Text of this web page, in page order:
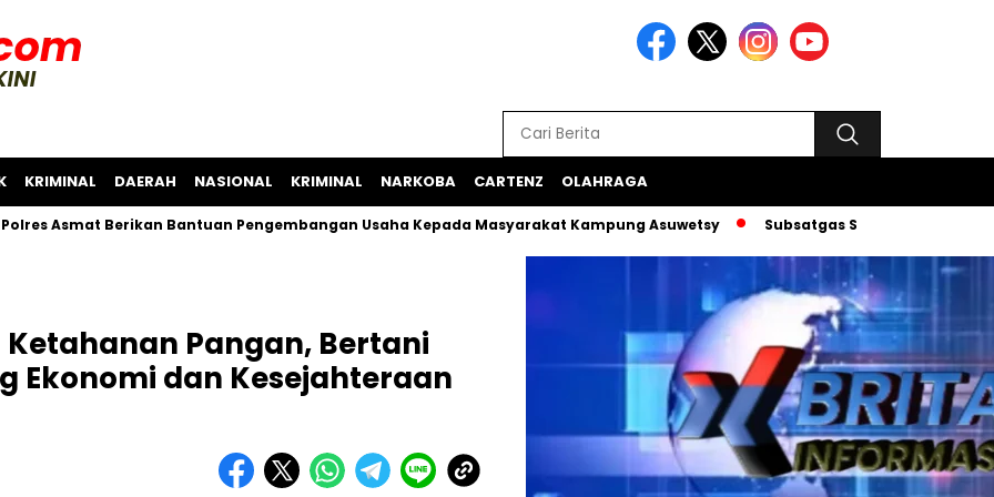
KRIMINAL DAERAH NASIONAL KRIMINAL NARKOBA CARTENZ OLAHRAGA
Berikan Bantuan Pengembangan Usaha Kepada Masyarakat Kampung Asuwetsy Subsatgas Si-Ipar Terus Konsisten
Ketahanan Pangan, Bertani
Ekonomi dan Kesejahteraan